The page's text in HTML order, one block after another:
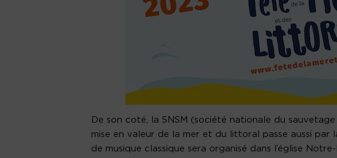
De son coté, la SNSM (société nationale du
mise en valeur de la mer et du littoral passe aussi par
de musique classique sera organisé dans l’église